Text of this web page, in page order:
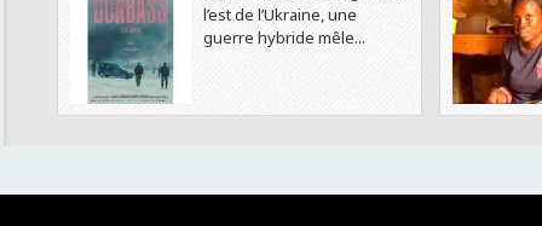
l’est de l’Ukraine, une
guerre hybride mêle...